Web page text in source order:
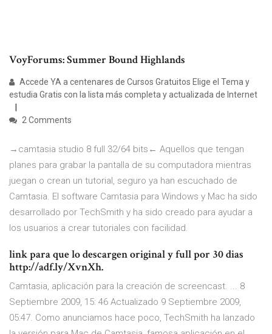
VoyForums: Summer Bound Highlands
Accede YA a centenares de Cursos Gratuitos Elige el Tema y
estudia Gratis con la lista más completa y actualizada de Internet
2 Comments
→camtasia studio 8 full 32/64 bits← Aquellos que tengan
planes para grabar la pantalla de su computadora mientras
juegan o crean un tutorial, seguro ya han escuchado de
Camtasia. El software Camtasia para Windows y Mac ha sido
desarrollado por TechSmith y ha sido creado para ayudar a
los usuarios a crear tutoriales con facilidad.
link para que lo descargen original y full por 30 dias
http://adf.ly/XvnXh.
Camtasia, aplicación para la creación de screencast. ... 8
Septiembre 2009, 15: 46 Actualizado 9 Septiembre 2009,
05:47. Como anunciamos hace poco, TechSmith ha lanzado